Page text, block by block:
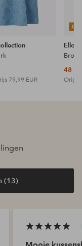
79,99 EUR
Ellos
48
(13)